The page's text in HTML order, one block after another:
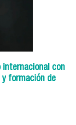
internacional con
formación de